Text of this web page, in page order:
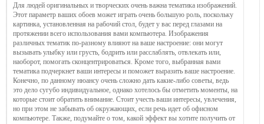
Для людей оригинальных и творческих очень важна тематика изображений.
Этот параметр ваших обоев может играть очень большую роль, поскольку
картинка, установленная на рабочий стол, будет у вас перед глазами на
протяжении всего использования вами компьютера. Изображения
различных тематик по-разному влияют на ваше настроение: они могут
вызывать улыбку или грусть, бодрить или расслаблять, отвлекать или,
наоборот, помогать сконцентрироваться. Кроме того, выбранная вами
тематика подчеркнет ваши интересы и поможет выразить ваше настроение.
Конечно, по данному нюансу очень сложно дать какие-либо советы, ведь
это дело сугубо индивидуальное, однако хотелось бы отметить моменты, на
которые стоит обратить внимание. Стоит учесть ваши интересы, увлечения,
но при этом не забывать об окружающих, если речь идет об офисном
компьютере. Также, подумайте о том, какой эффект вы хотите получить от